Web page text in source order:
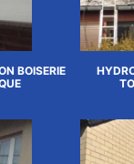
BOISERIE